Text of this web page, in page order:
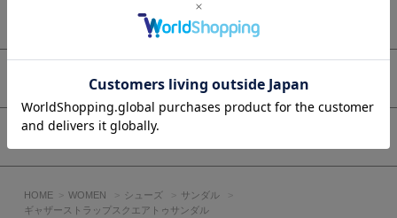
カビが生えにくく手入れや保管が簡単なのが特徴です。
濡れたままで長時間放置したり、他の素材と密着させないよう
に保管してください。
移染することがあります。
シワの入り方はランダムになります。左右対称ではない為、ご
了承ください。
[注意事項]
※画像の商品はサンプルです。実際の商品と仕様、加工が若干
異なる場合があります。
※画像の商品は光の照射や角度、お使いのモニター環境によ
もっと見る
アイテムサイズ
HOME WOMEN シューズ
サンダル
ギャザーストラップスクエアトゥサンダル